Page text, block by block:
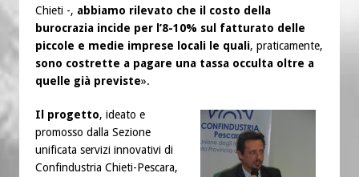
Chieti -, abbiamo rilevato che il costo della
burocrazia incide per l’8-10% sul fatturato delle
piccole e medie imprese locali le quali, praticamente,
sono costrette a pagare una tassa occulta oltre a
quelle già previste».
Il progetto, ideato e
promosso dalla Sezione
unificata servizi innovativi di
Confindustria Chieti-Pescara,